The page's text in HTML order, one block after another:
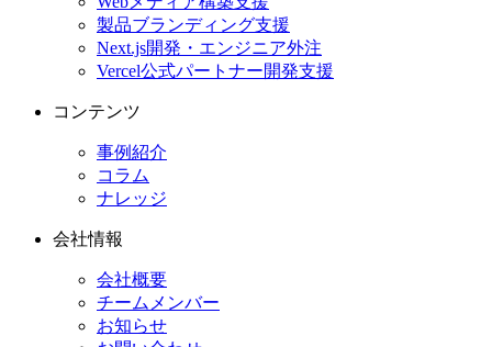
製品ブランディング支援
Next.js開発・エンジニア外注
Vercel公式パートナー開発支援
コンテンツ
事例紹介
コラム
ナレッジ
会社情報
会社概要
チームメンバー
お知らせ